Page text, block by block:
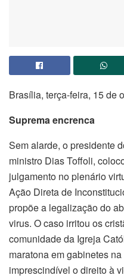
Brasília, terça-feira, 15 de
Suprema encrenca
Sem alarde, o presidente
ministro Dias Toffoli,
julgamento no plenário
Ação Direta de
propõe a legalização do
virus. O caso irritou os
comunidade da Igreja
maratona em gabinetes
imprescindível o direito à